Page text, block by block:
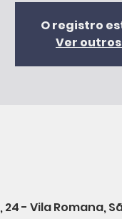
O registro
Ver
24 - Vila Romana,